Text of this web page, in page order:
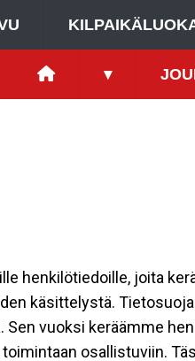
▾
henkilötiedoille, joita
käsittelystä.
Sen vuoksi keräämme
osallistuviin.